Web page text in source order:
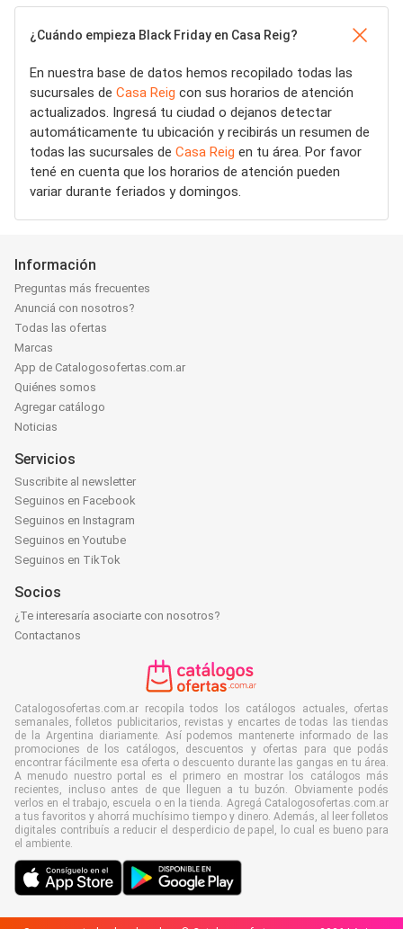
¿Cuándo empieza Black Friday en Casa Reig?
En nuestra base de datos hemos recopilado todas las
sucursales de Casa Reig con sus horarios de atención
actualizados. Ingresá tu ciudad o dejanos detectar
automáticamente tu ubicación y recibirás un resumen de
todas las sucursales de Casa Reig en tu área. Por favor
tené en cuenta que los horarios de atención pueden
variar durante feriados y domingos.
Información
Preguntas más frecuentes
Anunciá con nosotros?
Todas las ofertas
Marcas
App de Catalogosofertas.com.ar
Quiénes somos
Agregar catálogo
Noticias
Servicios
Suscribite al newsletter
Seguinos en Facebook
Seguinos en Instagram
Seguinos en Youtube
Seguinos en TikTok
Socios
¿Te interesaría asociarte con nosotros?
Contactanos
Catalogosofertas.com.ar recopila todos los catálogos actuales, ofertas
semanales, folletos publicitarios, revistas y encartes de todas las tiendas
de la Argentina diariamente. Así podemos mantenerte informado de las
promociones de los catálogos, descuentos y ofertas para que podás
encontrar fácilmente esa oferta o descuento durante las gangas en tu área.
A menudo nuestro portal es el primero en mostrar los catálogos más
recientes, incluso antes de que lleguen a tu buzón. Obviamente podés
verlos en el trabajo, escuela o en la tienda. Agregá Catalogosofertas.com.ar
a tus favoritos y ahorrá muchísimo tiempo y dinero. Además, al leer folletos
digitales contribuís a reducir el desperdicio de papel, lo cual es bueno para
el ambiente.